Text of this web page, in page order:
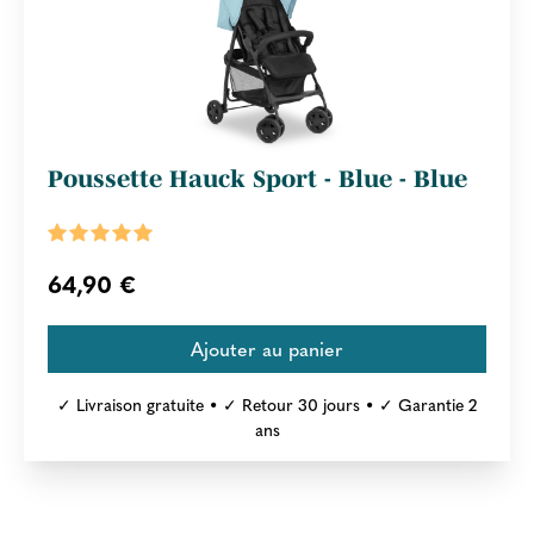
Poussette Hauck Sport - Blue - Blue
64,90 €
✓ Livraison gratuite • ✓ Retour 30 jours • ✓ Garantie 2
ans